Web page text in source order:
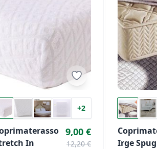
+2
In
9,00 €
12,20 €
Irge